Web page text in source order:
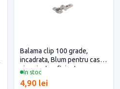
In stoc
Balama clip 100 grade,
incadrata, Blum pentru casa
si proiecte eficiente
4,90 lei